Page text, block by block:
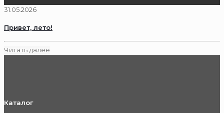
31.05.2026
Привет, лето!
Читать далее
Каталог